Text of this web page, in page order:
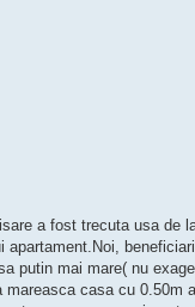
a fost trecuta usa de
apartament.Noi,
putin mai mare( nu
mareasca casa cu 0.50m